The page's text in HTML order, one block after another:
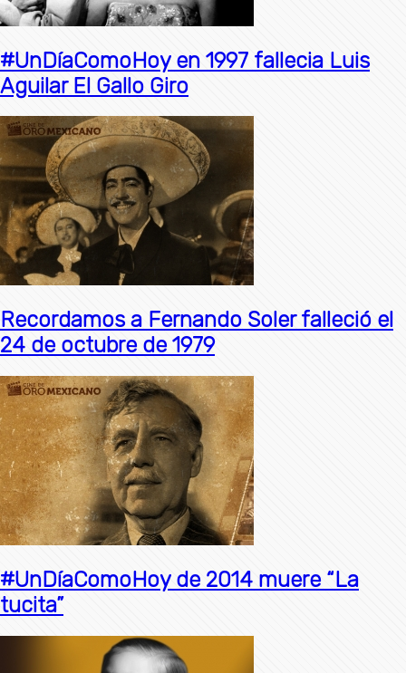
#UnDíaComoHoy en 1997 fallecia Luis
Aguilar El Gallo Giro
Recordamos a Fernando Soler falleció el
24 de octubre de 1979
#UnDíaComoHoy de 2014 muere “La
tucita”